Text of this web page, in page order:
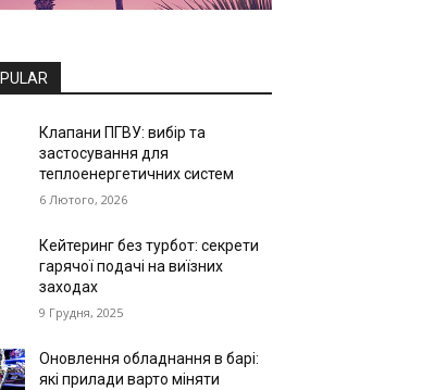
Клапани ПГВУ: вибір та
застосування для
теплоенергетичних систем
6 Лютого, 2026
Кейтеринг без турбот: секрети
гарячої подачі на виїзних
заходах
9 Грудня, 2025
Оновлення обладнання в барі:
які прилади варто міняти